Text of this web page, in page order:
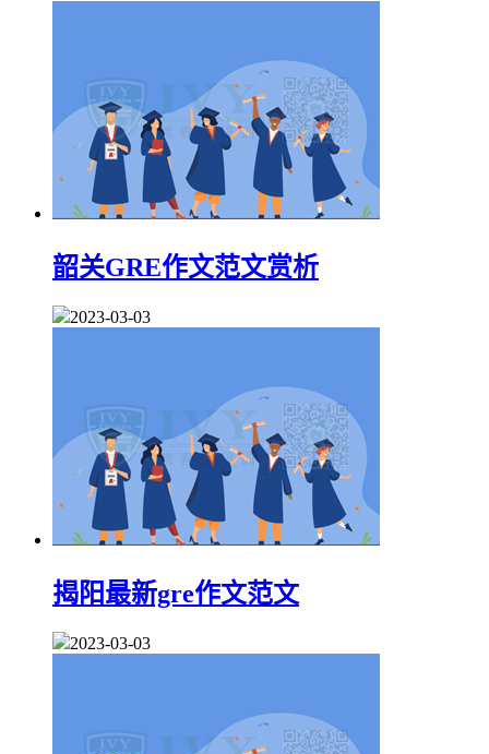
韶关GRE作文范文赏析
2023-03-03
揭阳最新gre作文范文
2023-03-03